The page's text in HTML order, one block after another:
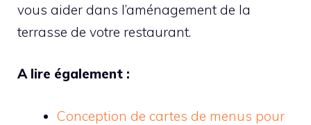
vous aider dans l’aménagement de la
terrasse de votre restaurant.
A lire également :
Conception de cartes de menus pour